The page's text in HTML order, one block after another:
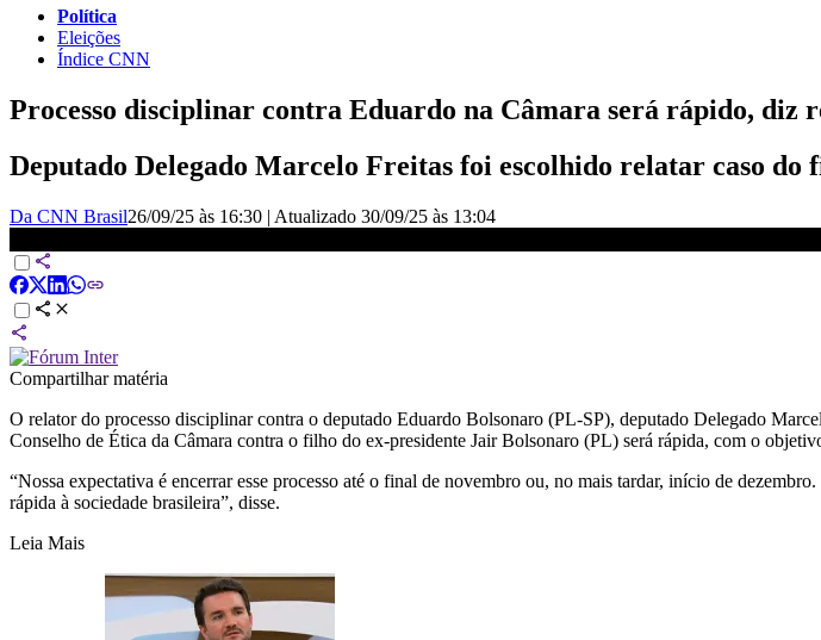
Política
Eleições
Índice CNN
Processo disciplinar contra Eduardo na Câmara será rápido, diz
Deputado Delegado Marcelo Freitas foi escolhido relatar caso
Da CNN Brasil26/09/25 às 16:30 | Atualizado 30/09/25 às 13:04
Compartilhar matéria
O relator do processo disciplinar contra o deputado Eduardo Bolsonaro (PL-SP), deputado Delegado
Conselho de Ética da Câmara contra o filho do ex-presidente Jair Bolsonaro (PL) será rápida, com o
“Nossa expectativa é encerrar esse processo até o final de novembro ou, no mais tardar, início de
rápida à sociedade brasileira”, disse.
Leia Mais